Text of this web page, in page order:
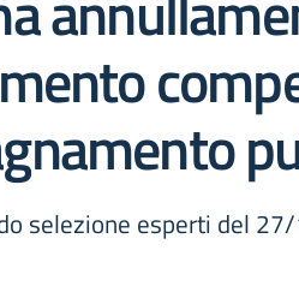
selezione esperti del